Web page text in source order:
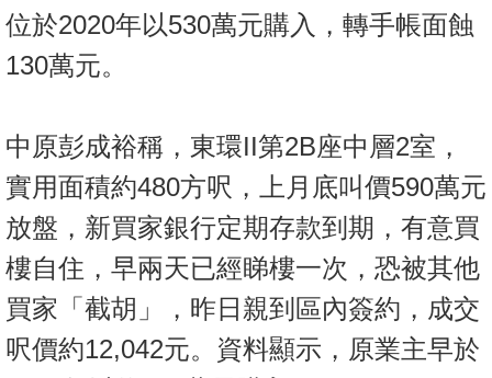
位於2020年以530萬元購入，轉手帳面蝕
130萬元。
中原彭成裕稱，東環II第2B座中層2室，
實用面積約480方呎，上月底叫價590萬元
放盤，新買家銀行定期存款到期，有意買
樓自住，早兩天已經睇樓一次，恐被其他
買家「截胡」，昨日親到區內簽約，成交
呎價約12,042元。資料顯示，原業主早於